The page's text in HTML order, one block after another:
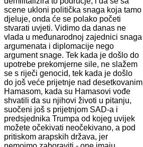
scene ukloni politička snaga koja tamo
djeluje, onda će se polako početi
stvarati uvjeti. Vidimo da danas ne
vlada u međunarodnoj zajednici snaga
argumenata i diplomacije nego
argument snage. Tek kada je došlo do
upotrebe prekomjerne sile, ne slažem
se s riječi genocid, tek kada je došlo
do još veće prijetnje nad desetkovanim
Hamasom, kada su Hamasovi vođe
shvatili da su njihovi životi u pitanju,
suočeni još s prijetnjom SAD-a i
predsjednika Trumpa od kojeg uvijek
možete očekivati neočekivano, a pod
pritiskom arapskih država, jer